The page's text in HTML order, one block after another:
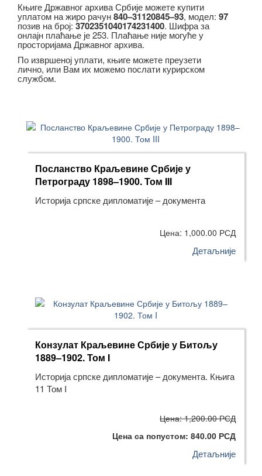
Књиге Државног архива Србије можете купити
уплатом на жиро рачун840–31120845–93, модел: 97
позив на број: 3702351040174231400. Шифра за
онлајн плаћање је 253. Плаћање није могуће у
просторијама Државног архива.
По извршеној уплати, књиге можете преузети
лично, или Вам их можемо послати курирском
службом.
Посланство Краљевине Србије у
Петрограду 1898–1900. Том III
Историја српске дипломатије – документа
Цена: 1,000.00 РСД
Детаљније
Конзулат Краљевине Србије у Битољу
1889–1902. Том I
Историја српске дипломатије – документа. Књига
11 Том I
Цена: 1,200.00 РСД
Цена са попустом: 840.00 РСД
Детаљније